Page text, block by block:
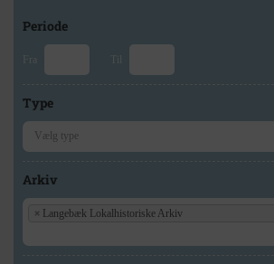
Periode
Fra Til
Type
Arkiv
× Langebæk Lokalhistoriske Arkiv